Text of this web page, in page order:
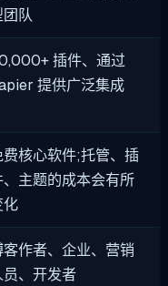
团队
插件、通过
提供广泛集成
费核心软件;托管、插
、主题的成本会有所
化
客作者、企业、营销
员、开发者